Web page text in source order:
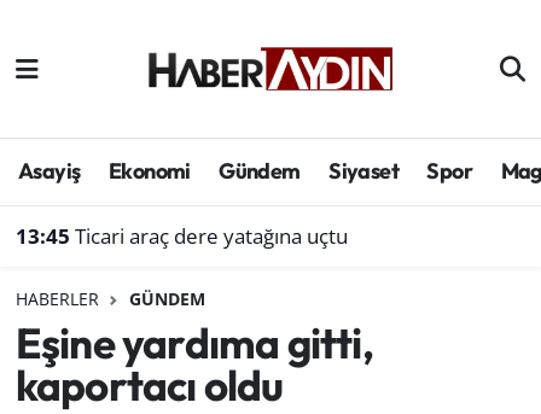
Asayiş Ekonomi Gündem Siyaset Spor
13:45 Ticari araç dere yatağına uçtu
HABERLER GÜNDEM
Eşine yardıma gitti,
kaportacı oldu
Afyonkarahisar
Çevre
Genel
Haber
Aydın Hava Durumu
Süper Lig Puan Durumu ve Fikstür
Son Dakika Haberleri
Haber Arşivi